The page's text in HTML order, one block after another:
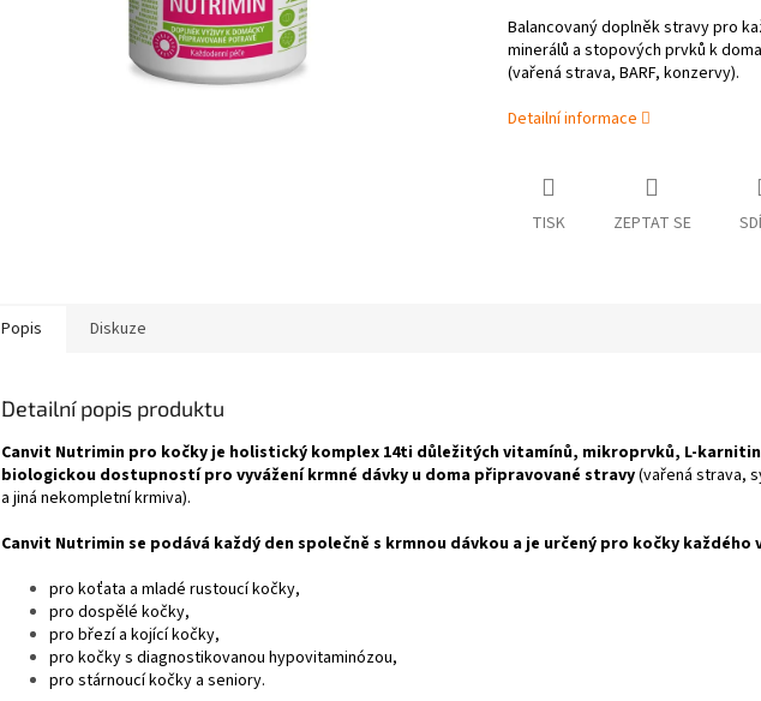
Balancovaný doplněk stravy pro
minerálů a stopových prvků k
(vařená strava, BARF, konzervy).
Detailní informace
TISK ZEPTAT SE
Popis Diskuze
Detailní popis produktu
Canvit Nutrimin pro kočky je holistický komplex 14ti důležitých vitamínů, mikroprvků, L-
biologickou dostupností pro vyvážení krmné dávky u doma připravované stravy(vařená strava,
a jiná nekompletní krmiva).
Canvit Nutrimin se podává každý den společně s krmnou dávkou a je určený pro kočky každého
pro koťata a mladé rustoucí kočky,
pro dospělé kočky,
pro březí a kojící kočky,
pro kočky s diagnostikovanou hypovitaminózou,
pro stárnoucí kočky a seniory.